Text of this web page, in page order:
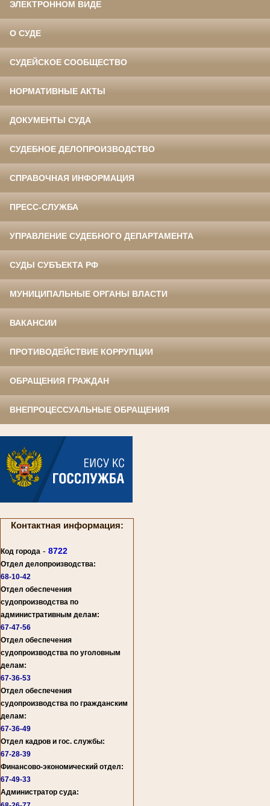
ЭЛЕКТРОННОМ ВИДЕ
О СУДЕ
СУДЕЙСКОЕ СООБЩЕСТВО
НОРМАТИВНЫЕ АКТЫ
ДОКУМЕНТЫ СУДА
СУДЕБНОЕ ДЕЛОПРОИЗВОДСТВО
СПРАВОЧНАЯ ИНФОРМАЦИЯ
ПРЕСС-СЛУЖБА
УПРАВЛЕНИЕ СУДЕБНОГО ДЕПАРТАМЕНТА
СУДЫ СУБЪЕКТА РФ
МУНИЦИПАЛЬНЫЕ ОРГАНЫ ВЛАСТИ
ВАКАНСИИ
ПРОТИВОДЕЙСТВИЕ КОРРУПЦИИ
ОБРАЩЕНИЯ ГРАЖДАН
ВНЕПРОЦЕССУАЛЬНЫЕ ОБРАЩЕНИЯ
Контактная информация:
Код города - 8722
Отдел делопроизводства:
68-10-42
Отдел обеспечения
судопроизводства по
административным делам:
67-47-56
Отдел обеспечения
судопроизводства по уголовным
делам:
67-36-53
Отдел обеспечения
судопроизводства по гражданским
делам:
67-36-49
Отдел кадров и гос. службы:
67-28-39
Финансово-экономический отдел:
67-49-33
Администратор суда: